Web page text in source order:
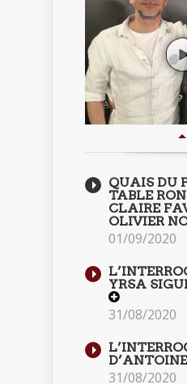
QUAIS DU
TABLE
CLAIRE
OLIVIER
01/09/2020
YRSA
31/08/2020
31/08/2020